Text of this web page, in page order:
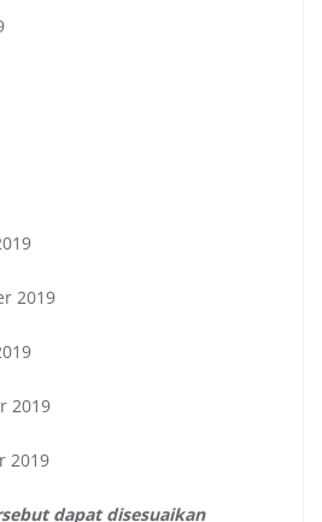
2019
2019
2019
dapat disesuaikan